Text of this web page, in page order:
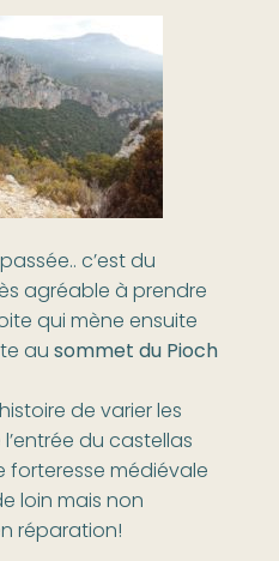
c’est du
agréable à prendre
qui mène ensuite
ausommet du Pioch
de varier les
du castellas
forteresse médiévale
loin mais non
réparation!